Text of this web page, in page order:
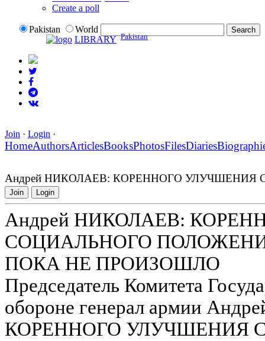
Create a poll
Pakistan
World
LIBRARY Pakistan
Join · Login ·
HomeAuthorsArticlesBooksPhotosFilesDiaries
Андрей НИКОЛАЕВ: КОРЕННОГО
Join Login
Андрей НИКОЛАЕВ:
СОЦИАЛЬНОГО
ПОКА НЕ ПРОИЗОШЛО
Председатель Комитета
обороне генерал армии
КОРЕННОГО УЛУЧШЕНИЯ